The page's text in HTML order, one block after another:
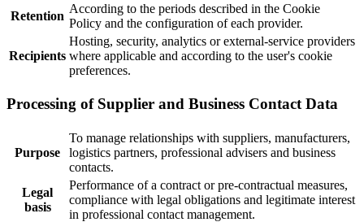
Retention
According to the periods described in the Cookie
Policy and the configuration of each provider.
Recipients
Hosting, security, analytics or external-service providers
where applicable and according to the user's cookie
preferences.
Processing of Supplier and Business Contact Data
Purpose
To manage relationships with suppliers, manufacturers,
logistics partners, professional advisers and business
contacts.
Legal
basis
Performance of a contract or pre-contractual measures,
compliance with legal obligations and legitimate interest
in professional contact management.